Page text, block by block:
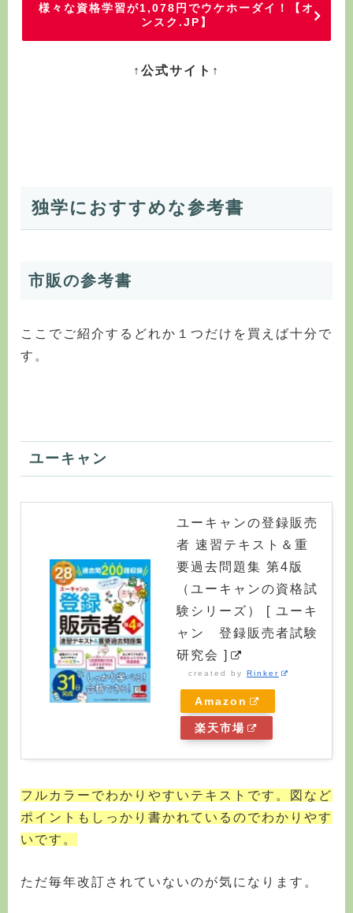
様々な資格学習が1,078円でウケホーダイ！【オ
ンスク.JP】
↑公式サイト↑
独学におすすめな参考書
市販の参考書
ここでご紹介するどれか１つだけを買えば十分で
す。
ユーキャン
ユーキャンの登録販売
者 速習テキスト＆重
要過去問題集 第4版
（ユーキャンの資格試
験シリーズ） [ ユーキ
ャン 登録販売者試験
研究会 ]
created by Rinker
Amazon
楽天市場
フルカラーでわかりやすいテキストです。図など
ポイントもしっかり書かれているのでわかりやす
いです。
ただ毎年改訂されていないのが気になります。